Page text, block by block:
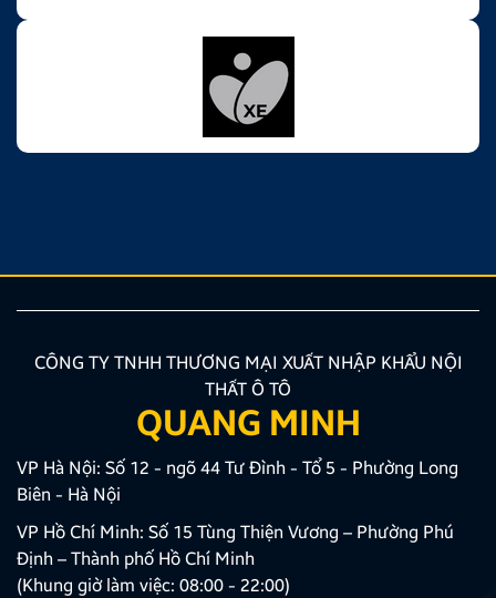
CÔNG TY TNHH THƯƠNG MẠI XUẤT NHẬP KHẨU NỘI
THẤT Ô TÔ
QUANG MINH
VP Hà Nội: Số 12 - ngõ 44 Tư Đình - Tổ 5 - Phường Long
Biên - Hà Nội
VP Hồ Chí Minh: Số 15 Tùng Thiện Vương – Phường Phú
Định – Thành phố Hồ Chí Minh
(Khung giờ làm việc: 08:00 - 22:00)